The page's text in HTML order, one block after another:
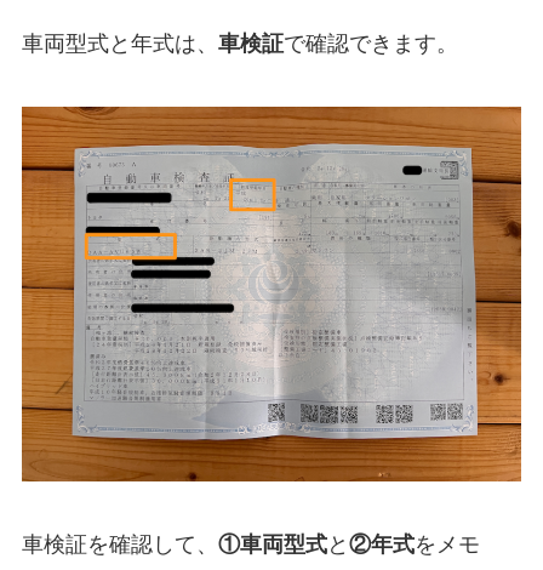
車両型式と年式は、 車検証で確認できます。
車検証を確認して、 ①車両型式と ②年式をメモ